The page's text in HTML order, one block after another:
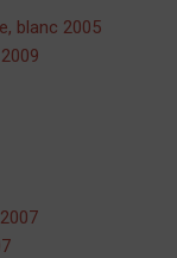
blanc 2005